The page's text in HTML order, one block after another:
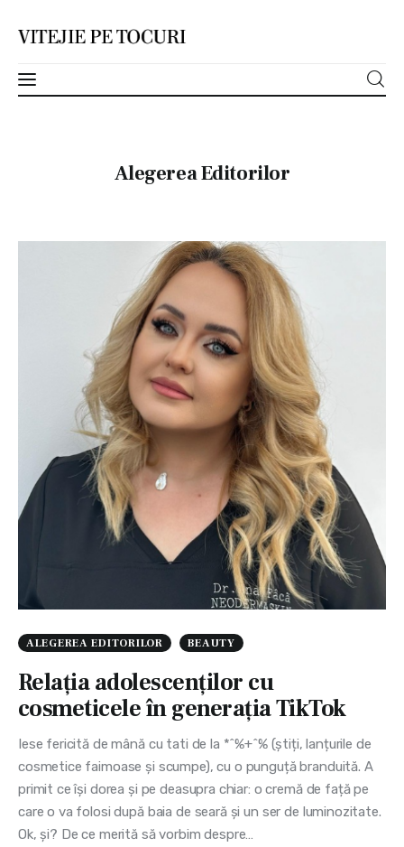
DespreAlegerea Editorilor
ALEGEREA EDITORILOR BEAUTY
Relația adolescenților cu
cosmeticele în generația TikTok
Iese fericită de mână cu tati de la *^%+^% (știți, lanțurile de
cosmetice faimoase și scumpe), cu o punguță branduită. A
primit ce își dorea și pe deasupra chiar: o cremă de față pe
care o va folosi după baia de seară și un ser de luminozitate.
Ok, și? De ce merită să vorbim despre…